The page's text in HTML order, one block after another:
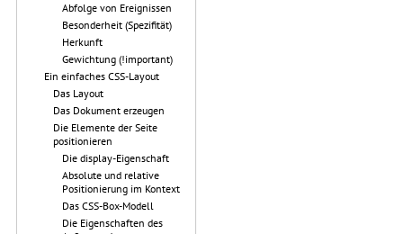
Abfolge von Ereignissen
Besonderheit (Spezifität)
Herkunft
Gewichtung (!important)
Ein einfaches CSS-Layout
Das Layout
Das Dokument erzeugen
Die Elemente der Seite
positionieren
Die display-Eigenschaft
Absolute und relative
Positionierung im Kontext
Das CSS-Box-Modell
Die Eigenschaften des